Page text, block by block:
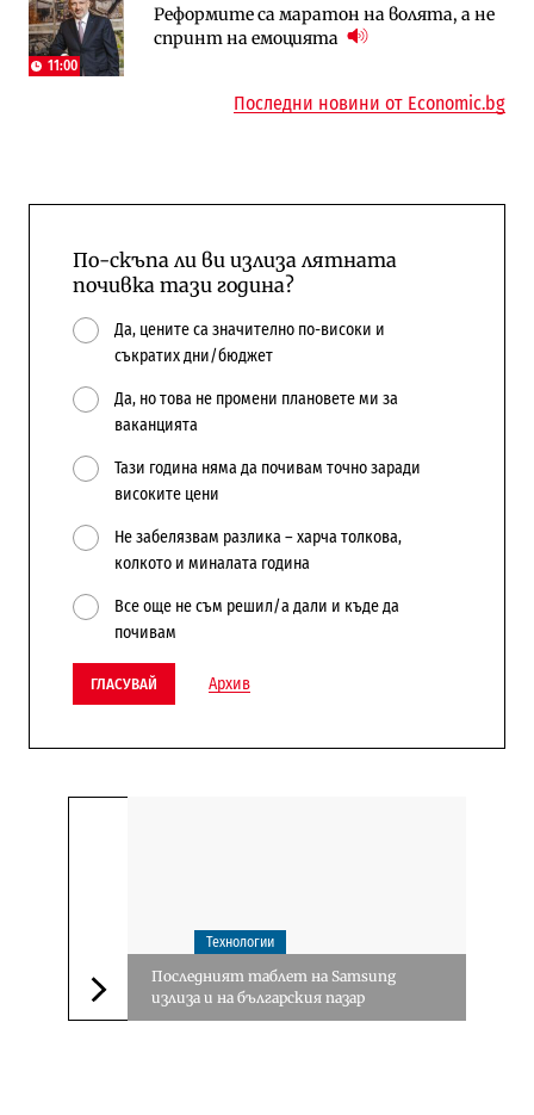
11:00
Реформите са маратон на волята, а не
спринт на емоцията
АЕЦ „Козлодуй“ ще работи само още
няколко седмици, ако сушата продължи
Лекарствата за редки болести
попадат в капан на обществените
Последни новини от Economic.bg
По-скъпа ли ви излиза лятната
почивка тази година?
Да, цените са значително по-високи и
съкратих дни/бюджет
Да, но това не промени плановете ми за
ваканцията
Тази година няма да почивам точно заради
високите цени
Не забелязвам разлика – харча толкова,
колкото и миналата година
Все още не съм решил/а дали и къде да
почивам
ГЛАСУВАЙ Архив
Следваща новина
Технологии
Последният таблет на Samsung
излиза и на българския пазар